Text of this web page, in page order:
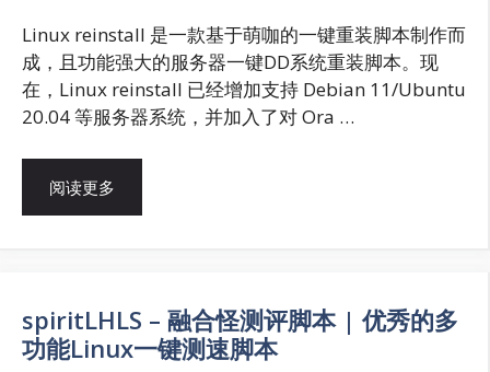
Linux reinstall 是一款基于萌咖的一键重装脚本制作而
成，且功能强大的服务器一键DD系统重装脚本。现
在，Linux reinstall 已经增加支持 Debian 11/Ubuntu
20.04 等服务器系统，并加入了对 Ora …
阅读更多
spiritLHLS – 融合怪测评脚本 | 优秀的多
功能Linux一键测速脚本